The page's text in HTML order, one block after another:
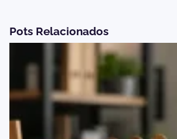
Pots Relacionados